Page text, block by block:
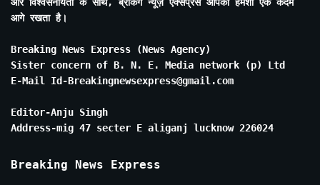
आगे रखता है।
Breaking News Express (News Agency)
Sister concern of B. N. E. Media network (p) Ltd
E-Mail Id-Breakingnewsexpress@gmail.com
Editor-Anju Singh
Address-mig 47 secter E aliganj lucknow 226024
Breaking News Express